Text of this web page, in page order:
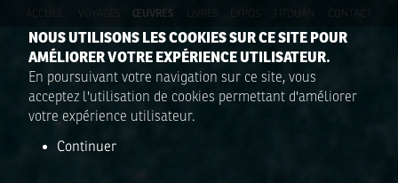
NOUS UTILISONS LES COOKIES SUR CE SITE POUR
AMÉLIORER VOTRE EXPÉRIENCE UTILISATEUR.
En poursuivant votre navigation sur ce site, vous
acceptez l'utilisation de cookies permettant d'améliorer
votre expérience utilisateur.
Continuer
VOYAGES ŒUVRES LIVRES EXPOS